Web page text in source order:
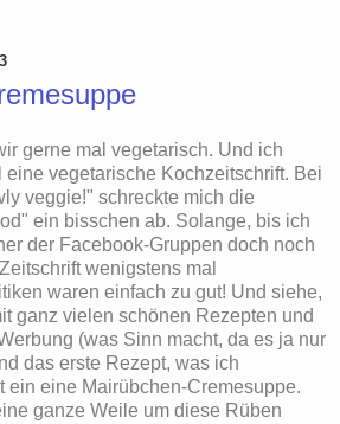
gerne mal vegetarisch. Und ich
eine vegetarische Kochzeitschrift. Bei
veggie!" schreckte mich die
ein bisschen ab. Solange, bis ich
der Facebook-Gruppen doch noch
wenigstens mal
waren einfach zu gut! Und siehe,
ganz vielen schönen Rezepten und
(was Sinn macht, da es ja nur
das erste Rezept, was ich
ein eine Mairübchen-Cremesuppe.
ganze Weile um diese Rüben